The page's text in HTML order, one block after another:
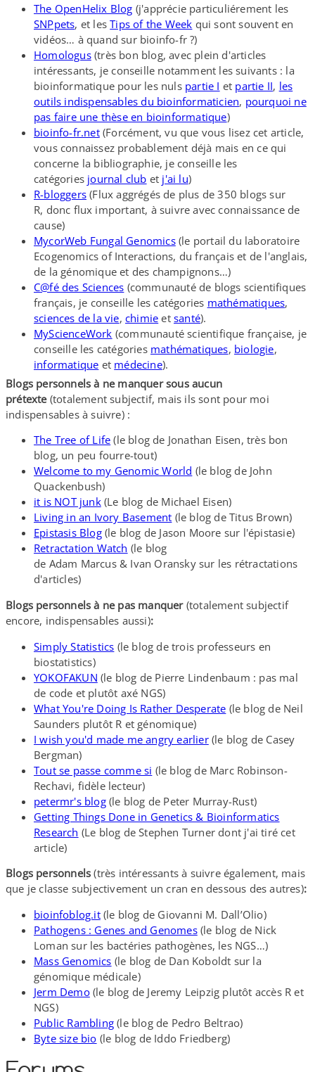
The OpenHelix Blog (j'apprécie particuliérement les
SNPpets, et lesTips of the Week qui sont souvent en
vidéos… à quand sur bioinfo-​fr ?)
Homologus(très bon blog, avec plein d'articles
intéressants, je conseille notamment les suivants : la
bioinformatique pour les nuls partie I et partie II, les
outils indispensables du bioinformaticien, pourquoi ne
pas faire une thèse en bioinformatique)
bioinfo​-fr​.net(Forcément, vu que vous lisez cet article,
vous connaissez probablement déjà mais en ce qui
concerne la bibliographie, je conseille les
catégories journal club et j'ai lu)
R-​bloggers (Flux aggrégés de plus de 350 blogs sur
R, donc flux important, à suivre avec connaissance de
cause)
MycorWeb Fungal Genomics(le portail du laboratoire
Ecogenomics of Interactions, du français et de l'anglais,
de la génomique et des champignons…)
C@fé des Sciences (communauté de blogs scientifiques
français, je conseille les catégories mathématiques,
sciences de la vie,chimie etsanté).
MyScienceWork (communauté scientifique française, je
conseille les catégories mathématiques, biologie,
informatique et médecine).
Blogs personnels à ne manquer sous aucun
prétexte (totalement subjectif, mais ils sont pour moi
indispensables à suivre) :
The Tree of Life (le blog de Jonathan Eisen, très bon
blog, un peu fourre-​tout)
Welcome to my Genomic World (le blog de John
Quackenbush)
it is NOT junk(Le blog de Michael Eisen)
Living in an Ivory Basement (le blog de Titus Brown)
Epistasis Blog(le blog de Jason Moore sur l'épistasie)
Retractation Watch (le blog
de Adam Marcus & Ivan Oransky sur les rétractations
d'articles)
Blogs personnels à ne pas manquer (totalement subjectif
encore, indispensables aussi):
Simply Statistics (le blog de trois professeurs en
biostatistics)
YOKOFAKUN (le blog de Pierre Lindenbaum : pas mal
de code et plutôt axé NGS)
What You're Doing Is Rather Desperate (le blog de Neil
Saunders plutôt R et génomique)
I wish you'd made me angry earlier(le blog de Casey
Bergman)
Tout se passe comme si (le blog de Marc Robinson-​
Rechavi, fidèle lecteur)
petermr's blog(le blog de Peter Murray-​Rust)
Getting Things Done in Genetics & Bioinformatics
Research (Le blog de Stephen Turner dont j'ai tiré cet
article)
Blogs personnels(très intéressants à suivre également, mais
que je classe subjectivement un cran en dessous des autres):
bioinfoblog​.it(le blog de Giovanni M. Dall’Olio)
Pathogens : Genes and Genomes(le blog de Nick
Loman sur les bactéries pathogènes, les NGS…)
Mass Genomics (le blog de Dan Koboldt sur la
génomique médicale)
Jerm Demo(le blog de Jeremy Leipzig plutôt accès R et
NGS)
Public Rambling (le blog de Pedro Beltrao)
Byte size bio (le blog de Iddo Friedberg)